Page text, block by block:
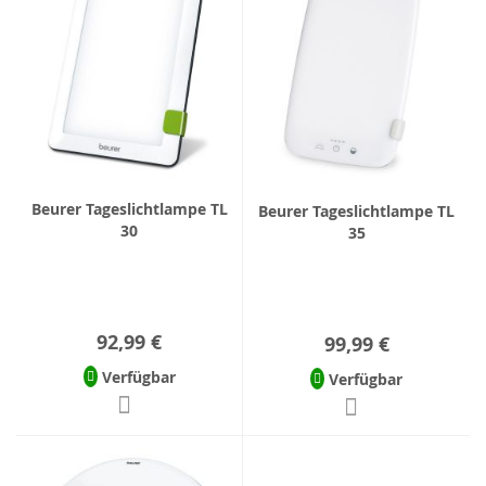
Beurer Tageslichtlampe TL
30
92,99 €
Verfügbar
Beurer Tageslichtlampe TL
35
99,99 €
Verfügbar